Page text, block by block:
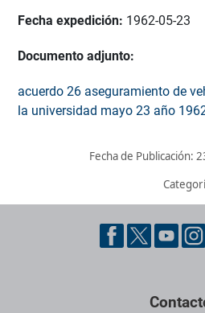
Fecha expedición: 1962-05-23
Documento adjunto:
acuerdo 26 aseguramiento de
la universidad mayo 23 año
Fecha de Publicación:
Pie de página con información